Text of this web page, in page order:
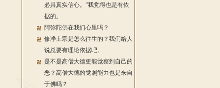
必具真实信心。”我觉得也是有依
据的。
阿弥陀佛在我们心里吗？
修净土宗是怎么往生的？我们给人
说总要有理论依据吧。
是不是高僧大德更能觉察到自己的
恶？高僧大德的觉照能力也是来自
于佛吗？